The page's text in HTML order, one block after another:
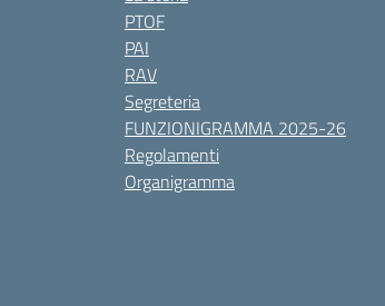
PTOF
PAI
RAV
Segreteria
FUNZIONIGRAMMA 2025-26
Regolamenti
Organigramma